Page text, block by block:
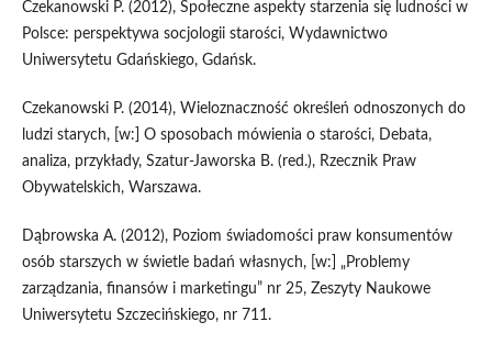
Czekanowski P. (2012), Społeczne aspekty starzenia się ludności w
Polsce: perspektywa socjologii starości, Wydawnictwo
Uniwersytetu Gdańskiego, Gdańsk.
Czekanowski P. (2014), Wieloznaczność określeń odnoszonych do
ludzi starych, [w:] O sposobach mówienia o starości, Debata,
analiza, przykłady, Szatur-Jaworska B. (red.), Rzecznik Praw
Obywatelskich, Warszawa.
Dąbrowska A. (2012), Poziom świadomości praw konsumentów
osób starszych w świetle badań własnych, [w:] „Problemy
zarządzania, finansów i marketingu” nr 25, Zeszyty Naukowe
Uniwersytetu Szczecińskiego, nr 711.